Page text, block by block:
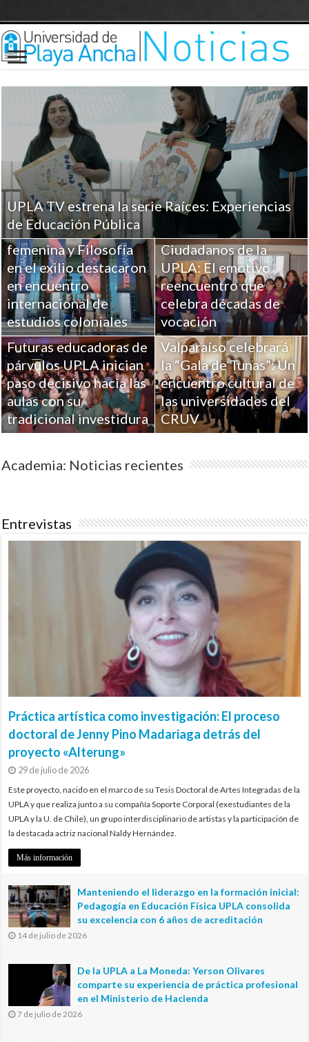
UPLA TV estrena la serie Raíces: Experiencias
de Educación Pública
Investigaciones UPLA
sobre Religiosidad
femenina y Filosofía
en el exilio destacaron
en encuentro
internacional de
estudios coloniales
Ciudadanos de la
UPLA: El emotivo
reencuentro que
celebra décadas de
vocación
Futuras educadoras de
párvulos UPLA inician
paso decisivo hacia las
aulas con su
tradicional investidura
Valparaíso celebrará
la “Gala de Tunas”: Un
encuentro cultural de
las universidades del
CRUV
Academia: Noticias recientes
Entrevistas
Práctica artística como investigación: El proceso
doctoral de Jenny Pino Madariaga detrás del
proyecto «Alterung»
29 de julio de 2026
Este proyecto, nacido en el marco de su Tesis Doctoral de Artes Integradas de la
UPLA y que realiza junto a su compañía Soporte Corporal (exestudiantes de la
UPLA y la U. de Chile), un grupo interdisciplinario de artistas y la participación de
la destacada actriz nacional Naldy Hernández.
Más información
Manteniendo el liderazgo en la formación inicial:
Pedagogía en Educación Física UPLA consolida
su excelencia con 6 años de acreditación
14 de julio de 2026
De la UPLA a La Moneda: Yerson Olivares
comparte su experiencia de práctica profesional
en el Ministerio de Hacienda
7 de julio de 2026